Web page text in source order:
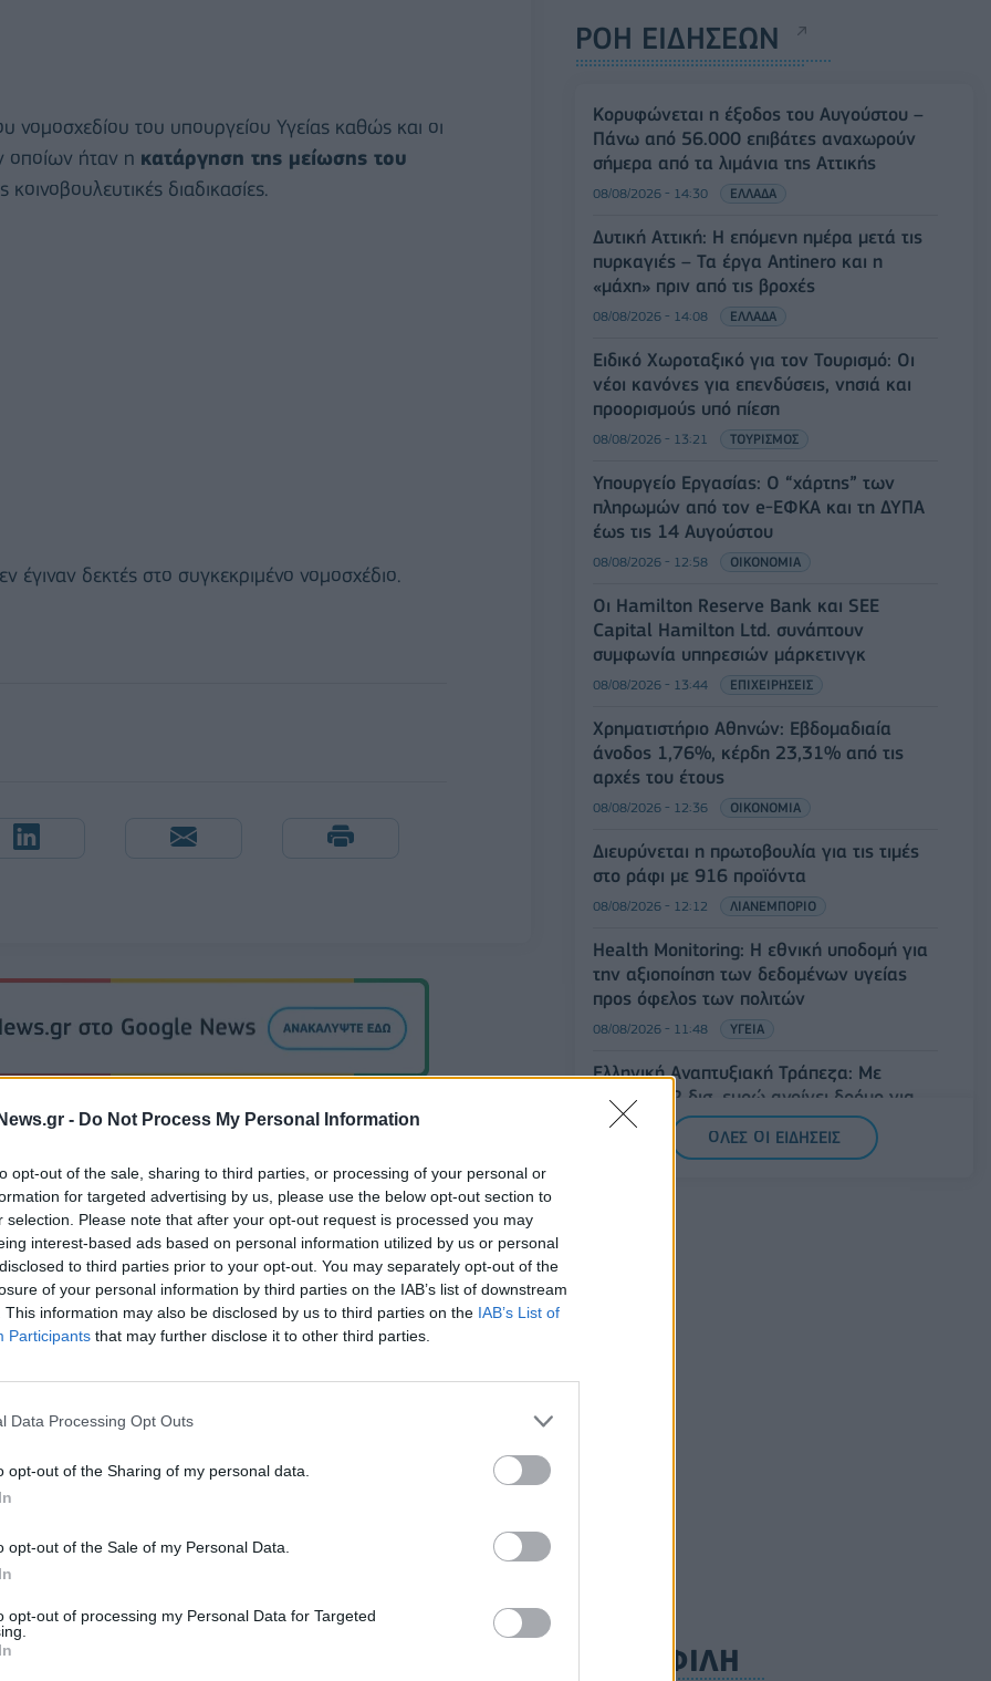
- Do Not Process My Personal Information
opt-out of the sale, sharing to third parties, or processing of your personal or
for targeted advertising by us, please use the below opt-out section to
selection. Please note that after your opt-out request is processed you may
interest-based ads based on personal information utilized by us or personal
to third parties prior to your opt-out. You may separately opt-out of the
of your personal information by third parties on the IAB’s list of downstream
This information may also be disclosed by us to third parties on the IAB’s List of
Participants that may further disclose it to other third parties.
Data Processing Opt Outs
opt-out of the Sharing of my personal data.
opt-out of the Sale of my Personal Data.
opt-out of processing my Personal Data for Targeted
του υπουργείου Υγείας καθώς και οι
οποίων ήταν η κατάργηση της μείωσης του
κοινοβουλευτικές διαδικασίες.
έγιναν δεκτές στο συγκεκριμένο νομοσχέδιο.
Μασλαρινός: «Ήταν δύσκολο μετά τον αποκλεισμό, αλλά
βγάλαμε αντίδραση»
για την πώληση
South Ring Mall
Χρηματιστήριο Αθηνών: Εβδομαδιαία
άνοδος 1,76%, κέρδη 23,31% από τις
το πρόγραμμα στήριξης- Κάλυψη εισφορών ΕΔΟΕΑΠ
η ευρωπαϊκή
Νέο Audi A2 e-tron με στόχο την κορυφή
ΡΟΗ ΕΙΔΗΣΕΩΝ
Κορυφώνεται η έξοδος του Αυγούστου –
Πάνω από 56.000 επιβάτες αναχωρούν
σήμερα από τα λιμάνια της Αττικής
08/08/2026 - 14:30 ΕΛΛΑΔΑ
Δυτική Αττική: Η επόμενη ημέρα μετά τις
πυρκαγιές – Τα έργα Antinero και η
«μάχη» πριν από τις βροχές
08/08/2026 - 14:08 ΕΛΛΑΔΑ
Ειδικό Χωροταξικό για τον Τουρισμό: Οι
νέοι κανόνες για επενδύσεις, νησιά και
προορισμούς υπό πίεση
08/08/2026 - 13:21 ΤΟΥΡΙΣΜΟΣ
Υπουργείο Εργασίας: Ο “χάρτης” των
πληρωμών από τον e-ΕΦΚΑ και τη ΔΥΠΑ
έως τις 14 Αυγούστου
08/08/2026 - 12:58 ΟΙΚΟΝΟΜΙΑ
Οι Hamilton Reserve Bank και SEE
Capital Hamilton Ltd. συνάπτουν
συμφωνία υπηρεσιών μάρκετινγκ
08/08/2026 - 13:44 ΕΠΙΧΕΙΡΗΣΕΙΣ
Χρηματιστήριο Αθηνών: Εβδομαδιαία
άνοδος 1,76%, κέρδη 23,31% από τις
αρχές του έτους
08/08/2026 - 12:36 ΟΙΚΟΝΟΜΙΑ
Διευρύνεται η πρωτοβουλία για τις τιμές
στο ράφι με 916 προϊόντα
08/08/2026 - 12:12 ΛΙΑΝΕΜΠΟΡΙΟ
Health Monitoring: Η εθνική υποδομή για
την αξιοποίηση των δεδομένων υγείας
προς όφελος των πολιτών
08/08/2026 - 11:48 ΥΓΕΙΑ
Ελληνική Αναπτυξιακή Τράπεζα: Με
«προίκα» 2 δισ. ευρώ ανοίγει δρόμο για
δάνεια έως 5 δισ. σε μικρομεσαίες
08/08/2026 - 11:22
ΟΛΕΣ ΟΙ ΕΙΔΗΣΕΙΣ
ΔΗΜΟΦΙΛΗ